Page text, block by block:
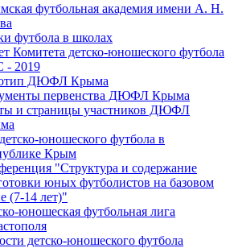
футбольная академия имени А. Н.
футбола в школах
Комитета детско-юношеского футбола
2019
ДЮФЛ Крыма
первенства ДЮФЛ Крыма
и страницы участников ДЮФЛ
юношеского футбола в
Крым
"Структура и содержание
юных футболистов на базовом
(7-14 лет)"
юношеская футбольная лига
детско-юношеского футбола